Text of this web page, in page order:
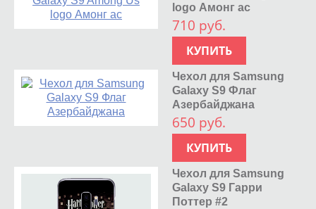
logo Амонг ас
710 руб.
КУПИТЬ
Чехол для Samsung
Galaxy S9 Флаг
Азербайджана
650 руб.
КУПИТЬ
Чехол для Samsung
Galaxy S9 Гарри
Поттер #2